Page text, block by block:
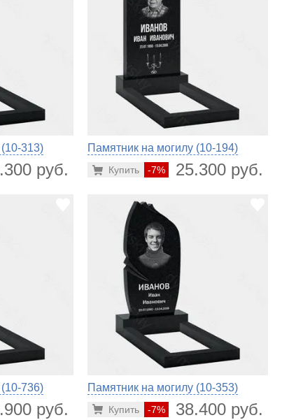
313)
руб.
Памятник на могилу (10-194)
-7% 25.300 руб.
Купить
736)
руб.
Памятник на могилу (10-353)
-7% 38.400 руб.
Купить